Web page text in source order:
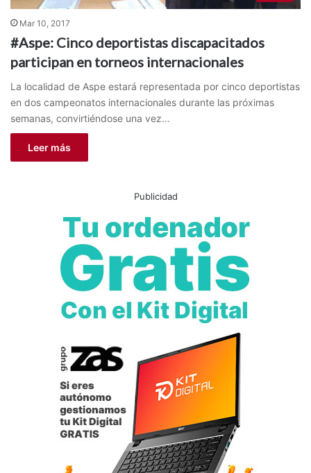
Mar 10, 2017
#Aspe: Cinco deportistas discapacitados
participan en torneos internacionales
La localidad de Aspe estará representada por cinco deportistas
en dos campeonatos internacionales durante las próximas
semanas, convirtiéndose una vez…
Leer más
Publicidad